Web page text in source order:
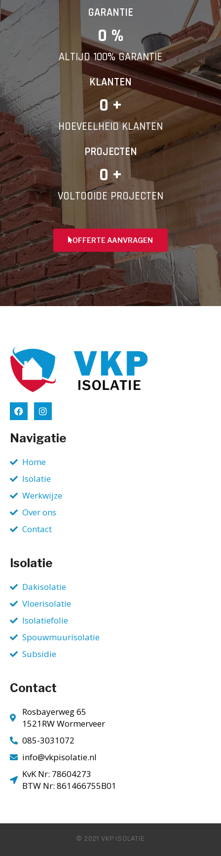
GARANTIE
0 %
ALTIJD 100% GARANTIE
KLANTEN
0 +
HOEVEELHEID KLANTEN
PROJECTEN
0 +
VOLTOOIDE PROJECTEN
OFFERTE AANVRAGEN
Navigatie
Home
Isolatie
Werkwijze
Over ons
Contact
Isolatie
Dakisolatie
Vloerisolatie
Isolatiefolie
Spouwmuurisolatie
Subsidie
Contact
Rosbayerweg 65
1521RW Wormerveer
085-3031072
info@vkpisolatie.nl
KvK Nr: 78604273
BTW Nr: 861466755B01
© 2021 VKP ISOLATIE